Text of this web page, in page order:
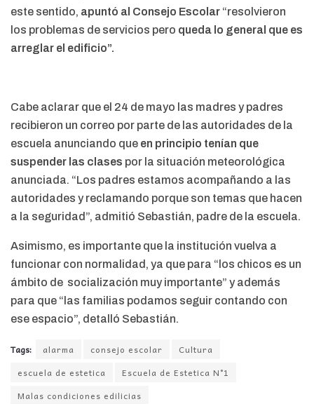
este sentido, apuntó al Consejo Escolar “resolvieron
los problemas de servicios pero queda lo general que es
arreglar el edificio”.
Cabe aclarar que el 24 de mayo las madres y padres
recibieron un correo por parte de las autoridades de la
escuela anunciando que en principio tenían que
suspender las clases por la situación meteorológica
anunciada. “Los padres estamos acompañando a las
autoridades y reclamando porque son temas que hacen
a la seguridad”, admitió Sebastián, padre de la escuela.
Asimismo, es importante que la institución vuelva a
funcionar con normalidad, ya que para “los chicos es un
ámbito de socialización muy importante” y además
para que “las familias podamos seguir contando con
ese espacio”, detalló Sebastián.
Tags: alarma consejo escolar
Cultura
escuela de estetica
Escuela de Estetica N°1
Malas condiciones edilicias